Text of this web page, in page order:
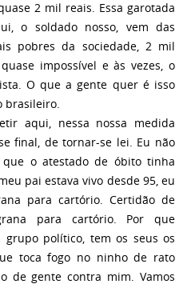
2 mil reais. Essa garotada
o soldado nosso, vem das
pobres da sociedade, 2 mil
impossível e às vezes, o
O que a gente quer é isso
brasileiro.
aqui, nessa nossa medida
final, de tornar-se lei. Eu não
que o atestado de óbito tinha
pai estava vivo desde 95, eu
para cartório. Certidão de
para cartório. Por que
grupo político, tem os seus os
toca fogo no ninho de rato
de gente contra mim. Vamos